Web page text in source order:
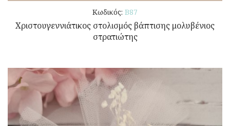
Κωδικός: Β87
Χριστουγεννιάτικος στολισμός βάπτισης μολυβένιος
στρατιώτης